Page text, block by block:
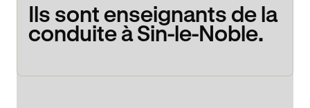
Ils sont enseignants de la
conduite à Sin-le-Noble.